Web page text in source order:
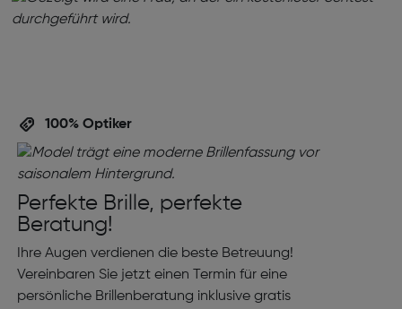
100% Optiker
Perfekte Brille, perfekte
Beratung!
Ihre Augen verdienen die beste Betreuung!
Vereinbaren Sie jetzt einen Termin für eine
persönliche Brillenberatung inklusive gratis